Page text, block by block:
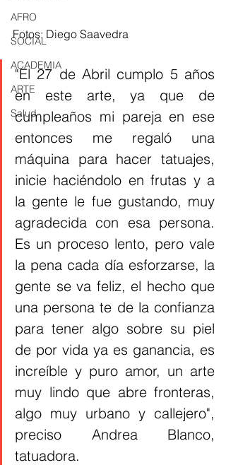
AFRO
SOCIAL
ACADEMIA
ARTE
Salud
Fotos: Diego Saavedra
"El 27 de Abril cumplo 5 años
en este arte, ya que de
cumpleaños mi pareja en ese
entonces me regaló una
máquina para hacer tatuajes,
inicie haciéndolo en frutas y a
la gente le fue gustando, muy
agradecida con esa persona.
Es un proceso lento, pero vale
la pena cada día esforzarse, la
gente se va feliz, el hecho que
una persona te de la confianza
para tener algo sobre su piel
de por vida ya es ganancia, es
increíble y puro amor, un arte
muy lindo que abre fronteras,
algo muy urbano y callejero",
preciso Andrea Blanco,
tatuadora.